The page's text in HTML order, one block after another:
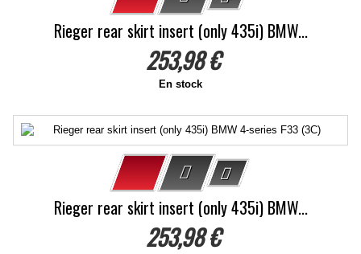
Rieger rear skirt insert (only 435i) BMW...
253,98 €
En stock
Rieger rear skirt insert (only 435i) BMW...
253,98 €